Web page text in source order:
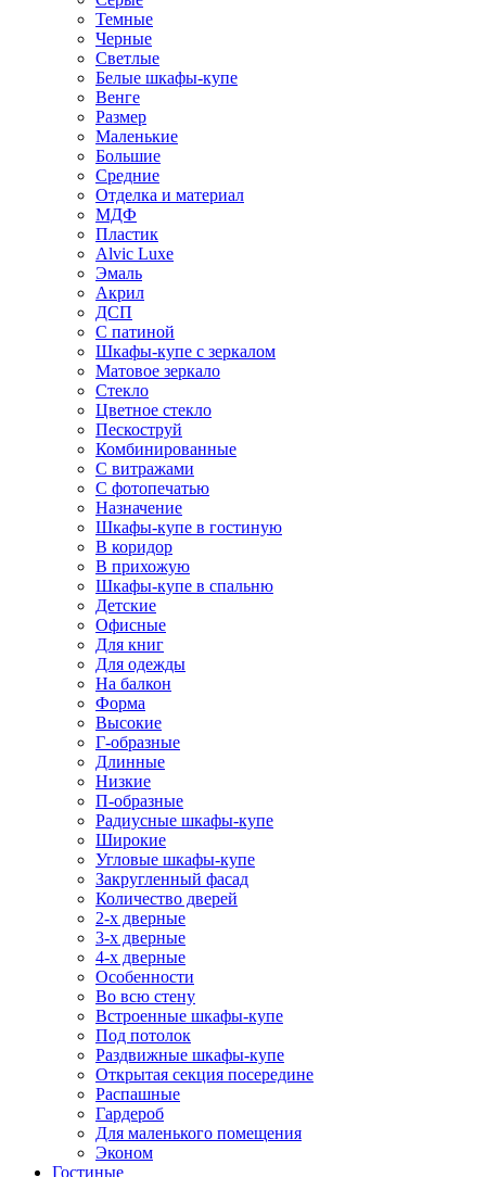
Темные
Черные
Светлые
Белые шкафы-купе
Венге
Размер
Маленькие
Большие
Средние
Отделка и материал
МДФ
Пластик
Alvic Luxe
Эмаль
Акрил
ДСП
С патиной
Шкафы-купе с зеркалом
Матовое зеркало
Стекло
Цветное стекло
Пескоструй
Комбинированные
С витражами
С фотопечатью
Назначение
Шкафы-купе в гостиную
В коридор
В прихожую
Шкафы-купе в спальню
Детские
Офисные
Для книг
Для одежды
На балкон
Форма
Высокие
Г-образные
Длинные
Низкие
П-образные
Радиусные шкафы-купе
Широкие
Угловые шкафы-купе
Закругленный фасад
Количество дверей
2-х дверные
3-х дверные
4-х дверные
Особенности
Во всю стену
Встроенные шкафы-купе
Под потолок
Раздвижные шкафы-купе
Открытая секция посередине
Распашные
Гардероб
Для маленького помещения
Эконом
Гостиные